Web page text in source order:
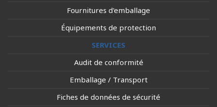
Fournitures d'emballage
Équipements de protection
SERVICES
Audit de conformité
Emballage / Transport
Fiches de données de sécurité